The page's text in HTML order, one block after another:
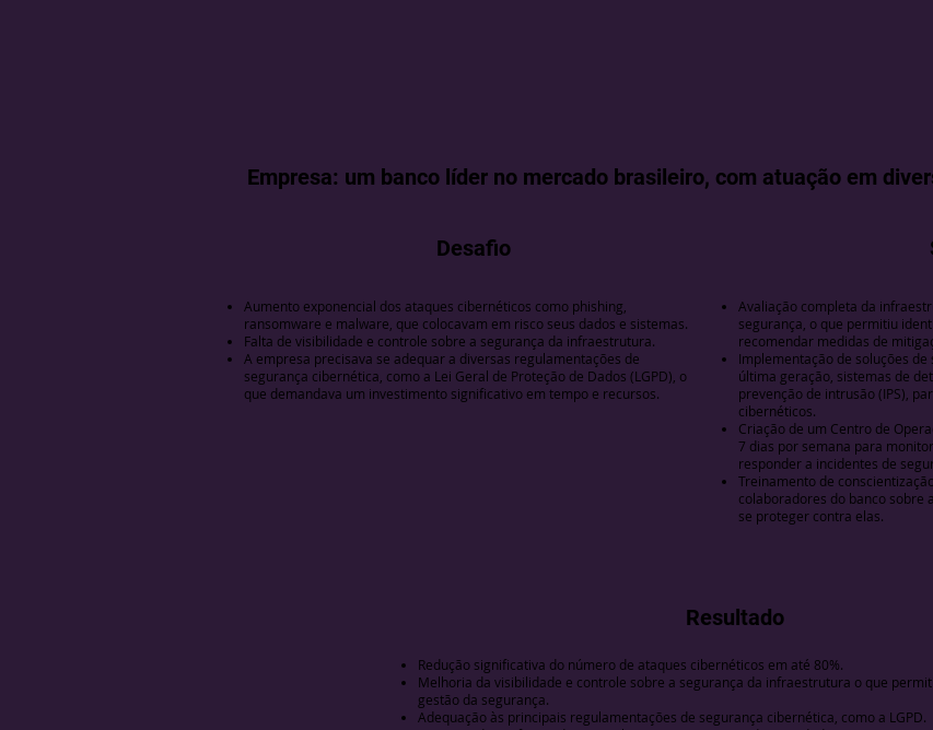
Empresa: um banco líder no mercado brasileiro, com atuação em
Desafio
Aumento exponencial dos ataques cibernéticos como phishing,
ransomware e malware, que colocavam em risco seus dados e sistemas.
Falta de visibilidade e controle sobre a segurança da infraestrutura.
A empresa precisava se adequar a diversas regulamentações de
segurança cibernética, como a Lei Geral de Proteção de Dados (LGPD), o
que demandava um investimento significativo em tempo e recursos.
Avaliação completa da
segurança, o que permitiu
recomendar medidas de
Implementação de soluções
última geração, sistemas de
prevenção de intrusão (IPS),
cibernéticos.
Criação de um Centro de
7 dias por semana para
responder a incidentes de
Treinamento de
colaboradores do banco sobre
se proteger contra elas.
Resultado
Redução significativa do número de ataques cibernéticos em até 80%.
Melhoria da visibilidade e controle sobre a segurança da infraestrutura o que
gestão da segurança.
Adequação às principais regulamentações de segurança cibernética, como a LGPD.